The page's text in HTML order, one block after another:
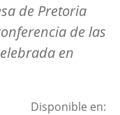
de Pretoria
de las
en
Disponible en: